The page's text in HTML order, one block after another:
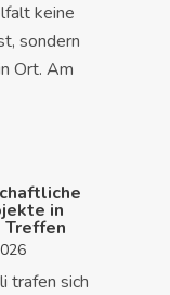
keine
sondern
Ort. Am
in
Treffen
trafen sich